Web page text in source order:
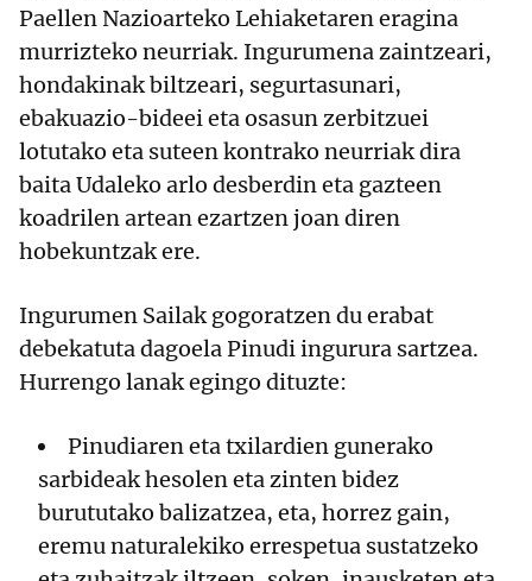
Paellen Nazioarteko Lehiaketaren eragina
murrizteko neurriak. Ingurumena zaintzeari,
hondakinak biltzeari, segurtasunari,
ebakuazio-bideei eta osasun zerbitzuei
lotutako eta suteen kontrako neurriak dira
baita Udaleko arlo desberdin eta gazteen
koadrilen artean ezartzen joan diren
hobekuntzak ere.
Ingurumen Sailak gogoratzen du erabat
debekatuta dagoela Pinudi ingurura sartzea.
Hurrengo lanak egingo dituzte:
Pinudiaren eta txilardien gunerako
sarbideak hesolen eta zinten bidez
burututako balizatzea, eta, horrez gain,
eremu naturalekiko errespetua sustatzeko